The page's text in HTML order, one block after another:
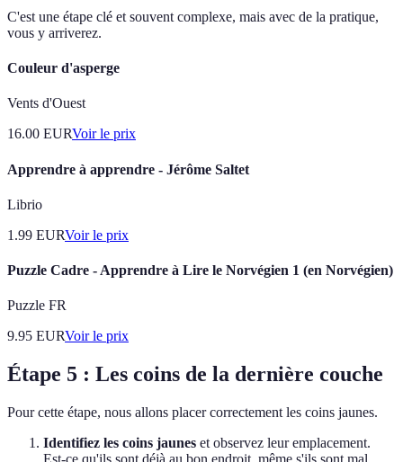
C'est une étape clé et souvent complexe, mais avec de la pratique,
vous y arriverez.
Couleur d'asperge
Vents d'Ouest
16.00 EURVoir le prix
Apprendre à apprendre - Jérôme Saltet
Librio
1.99 EURVoir le prix
Puzzle Cadre - Apprendre à Lire le Norvégien 1 (en Norvégien)
Puzzle FR
9.95 EURVoir le prix
Étape 5 : Les coins de la dernière couche
Pour cette étape, nous allons placer correctement les coins jaunes.
Identifiez les coins jaunes et observez leur emplacement.